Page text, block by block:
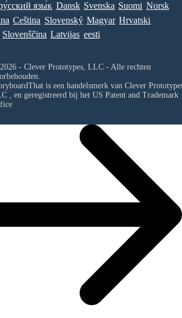
язы́к Dansk Svenska Suomi Norsk
Ceština Slovenský Magyar Hrvatski
Slovenščina Latvijas eesti
- Clever Prototypes, LLC - Alle rechten
is een handelsmerk van Clever
, en geregistreerd bij het US Patent and Trademark